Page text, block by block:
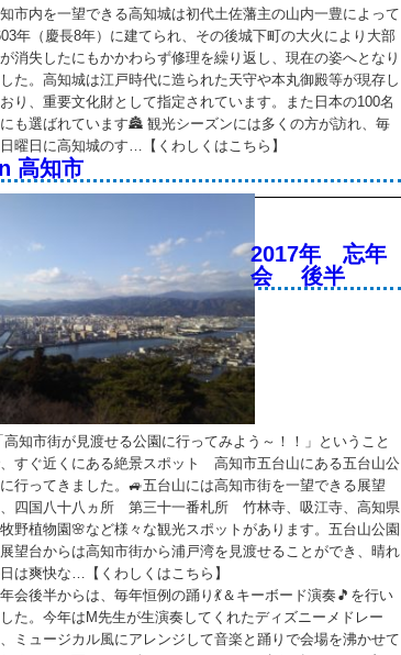
市内を一望できる高知城は初代土佐藩主の山内一豊によって
年（慶長8年）に建てられ、その後城下町の大火により大部
消失したにもかかわらず修理を繰り返し、現在の姿へとなり
た。高知城は江戸時代に造られた天守や本丸御殿等が現存し
り、重要文化財として指定されています。また日本の100名
も選ばれています🏯 観光シーズンには多くの方が訪れ、毎
曜日に高知城のす…【くわしくはこちら】
高知市
高知市街が見渡せる公園に行ってみよう～！！」ということ
すぐ近くにある絶景スポット 高知市五台山にある五台山公
行ってきました。🚙五台山には高知市街を一望できる展望
四国八十八ヵ所 第三十一番札所 竹林寺、吸江寺、高知県
野植物園🌸など様々な観光スポットがあります。五台山公園
望台からは高知市街から浦戸湾を見渡せることができ、晴れ
は爽快な…【くわしくはこちら】
2017年 忘年
会 後半
会後半からは、毎年恒例の踊り💃＆キーボード演奏🎵を行い
た。今年はM先生が生演奏してくれたディズニーメドレー
ミュージカル風にアレンジして音楽と踊りで会場を沸かせて